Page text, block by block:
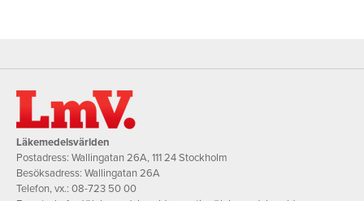
Läkemedelsvärlden
Postadress: Wallingatan 26A, 111 24 Stockholm
Besöksadress: Wallingatan 26A
Telefon, vx.: 08-723 50 00